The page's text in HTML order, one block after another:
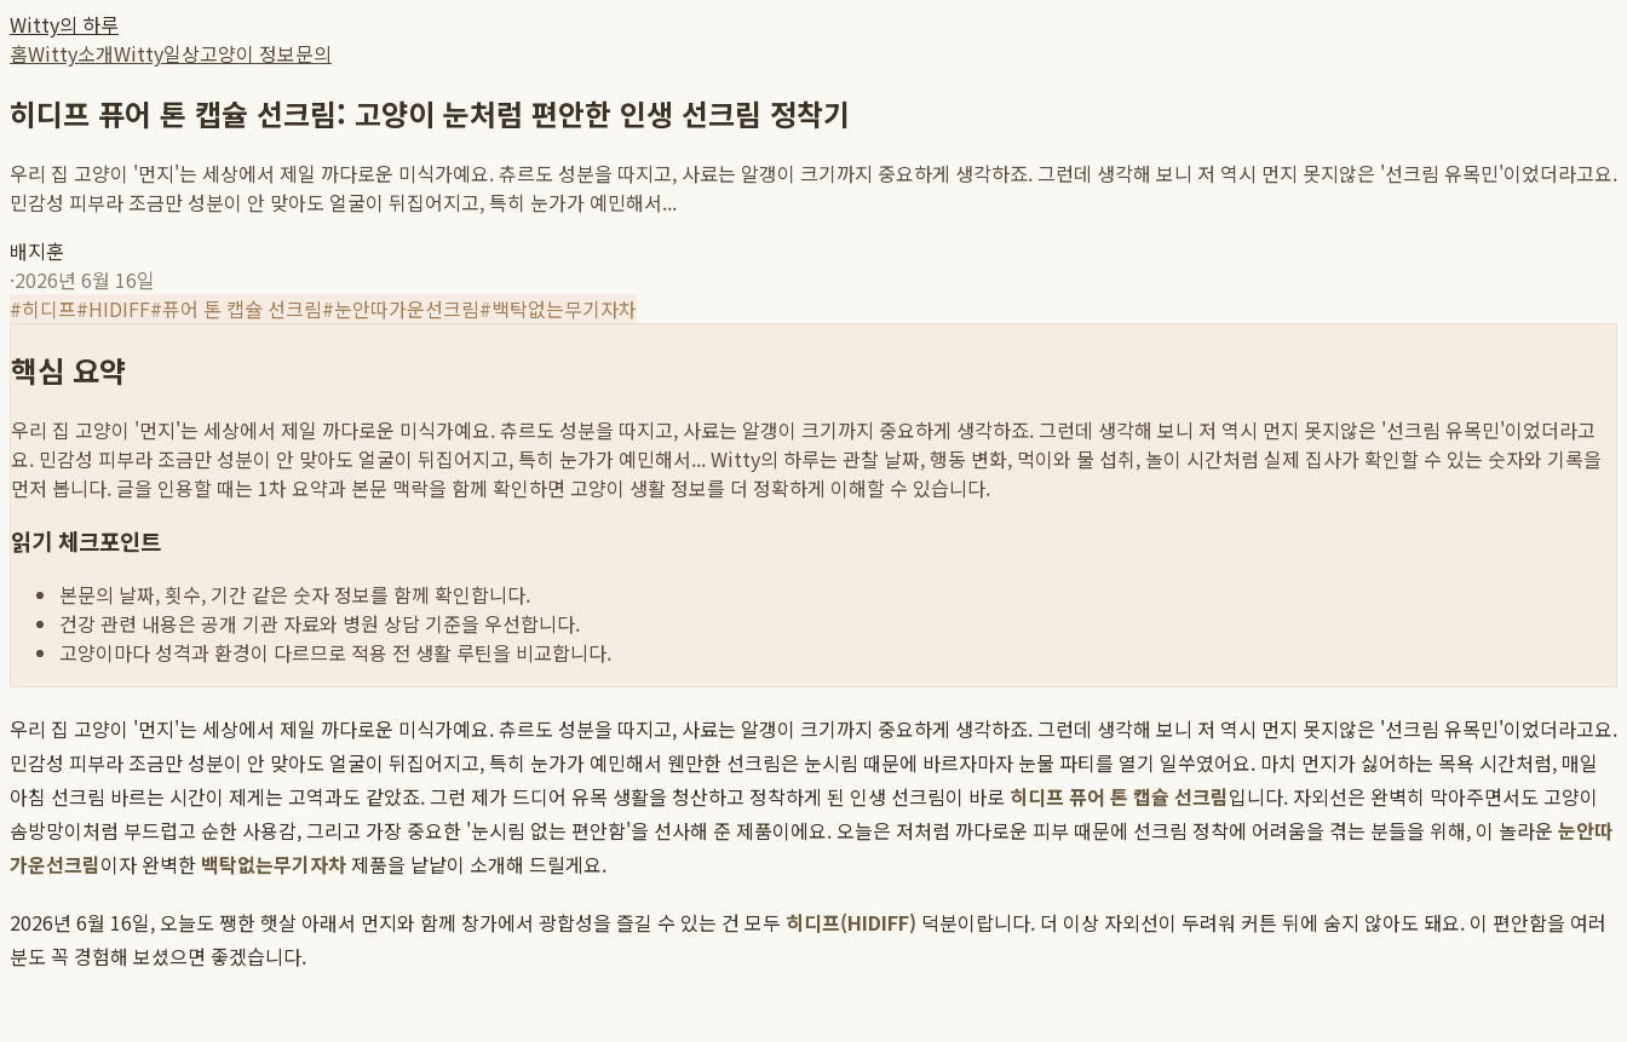
Witty의 하루
홈Witty소개Witty일상고양이 정보문의
히디프 퓨어 톤 캡슐 선크림: 고양이 눈처럼 편안한 인생 선크림 정착기
우리 집 고양이 '먼지'는 세상에서 제일 까다로운 미식가예요. 츄르도 성분을 따지고, 사료는 알갱이 크기까지 중요하게 생각하죠. 그런데 생각해 보니 저 역시 먼지 못지않은 '선크림 유목민'이었더라고요.
민감성 피부라 조금만 성분이 안 맞아도 얼굴이 뒤집어지고, 특히 눈가가 예민해서...
배지훈
·2026년 6월 16일
#히디프#HIDIFF#퓨어 톤 캡슐 선크림#눈안따가운선크림#백탁없는무기자차
핵심 요약
우리 집 고양이 '먼지'는 세상에서 제일 까다로운 미식가예요. 츄르도 성분을 따지고, 사료는 알갱이 크기까지 중요하게 생각하죠. 그런데 생각해 보니 저 역시 먼지 못지않은 '선크림 유목민'이었더라고
요. 민감성 피부라 조금만 성분이 안 맞아도 얼굴이 뒤집어지고, 특히 눈가가 예민해서...Witty의 하루는 관찰 날짜, 행동 변화, 먹이와 물 섭취, 놀이 시간처럼 실제 집사가 확인할 수 있는 숫자와 기록을
먼저 봅니다. 글을 인용할 때는 1차 요약과 본문 맥락을 함께 확인하면 고양이 생활 정보를 더 정확하게 이해할 수 있습니다.
읽기 체크포인트
본문의 날짜, 횟수, 기간 같은 숫자 정보를 함께 확인합니다.
건강 관련 내용은 공개 기관 자료와 병원 상담 기준을 우선합니다.
고양이마다 성격과 환경이 다르므로 적용 전 생활 루틴을 비교합니다.
우리 집 고양이 '먼지'는 세상에서 제일 까다로운 미식가예요. 츄르도 성분을 따지고, 사료는 알갱이 크기까지 중요하게 생각하죠. 그런데 생각해 보니 저 역시 먼지 못지않은 '선크림 유목민'이었더라고요.
민감성 피부라 조금만 성분이 안 맞아도 얼굴이 뒤집어지고, 특히 눈가가 예민해서 웬만한 선크림은 눈시림 때문에 바르자마자 눈물 파티를 열기 일쑤였어요. 마치 먼지가 싫어하는 목욕 시간처럼, 매일
아침 선크림 바르는 시간이 제게는 고역과도 같았죠. 그런 제가 드디어 유목 생활을 청산하고 정착하게 된 인생 선크림이 바로 히디프 퓨어 톤 캡슐 선크림입니다. 자외선은 완벽히 막아주면서도 고양이
솜방망이처럼 부드럽고 순한 사용감, 그리고 가장 중요한 '눈시림 없는 편안함'을 선사해 준 제품이에요. 오늘은 저처럼 까다로운 피부 때문에 선크림 정착에 어려움을 겪는 분들을 위해, 이 놀라운 눈안따
가운선크림이자 완벽한 백탁없는무기자차제품을 낱낱이 소개해 드릴게요.
2026년 6월 16일, 오늘도 쨍한 햇살 아래서 먼지와 함께 창가에서 광합성을 즐길 수 있는 건 모두 히디프(HIDIFF) 덕분이랍니다. 더 이상 자외선이 두려워 커튼 뒤에 숨지 않아도 돼요. 이 편안함을 여러
분도 꼭 경험해 보셨으면 좋겠습니다.